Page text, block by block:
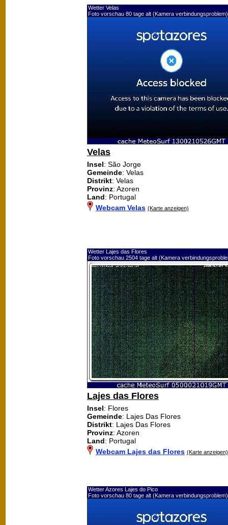
Wetter Velas
Foto vorschau 80 tage alt (Kamera verbindungsproblem)
Velas
Insel: São Jorge
Gemeinde: Velas
Distrikt: Velas
Provinz: Azoren
Land: Portugal
Webcam Velas (Karte anzeigen)
Wetter Lajes das Flores
Foto vorschau 2504 tage alt (Kamera
Lajes das Flores
Insel: Flores
Gemeinde: Lajes Das Flores
Distrikt: Lajes Das Flores
Provinz: Azoren
Land: Portugal
Webcam Lajes das Flores (Karte anzeigen)
Wetter Azores Lajes do Pico
Foto vorschau 80 tage alt (Kamera verbindungsproblem)